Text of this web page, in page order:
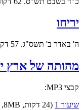
יריחו
ה' באדר ב' תשס"ג. 57 דקות.
מהותה של ארץ
קבצי MP3:
שיעור 1
(24 דקות, 8MB, חסר סוף ההקלטה).